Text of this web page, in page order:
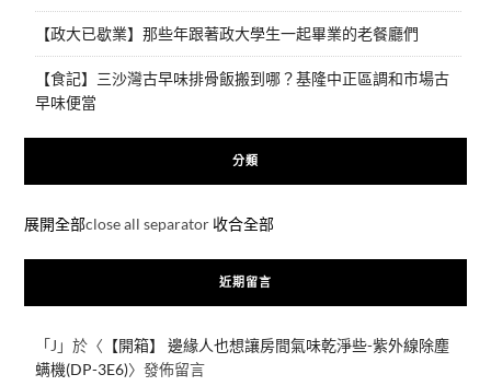
【政大已歇業】那些年跟著政大學生一起畢業的老餐廳們
【食記】三沙灣古早味排骨飯搬到哪？基隆中正區調和市場古
早味便當
分類
展開全部close all separator 收合全部
近期留言
「J 」於〈 【開箱】 邊緣人也想讓房間氣味乾淨些-紫外線除塵
螨機(DP-3E6)〉發佈留言